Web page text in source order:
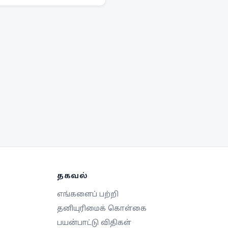
நாடு முழுவதும்
தகவல்
எங்களைப் பற்றி
தனியுரிமைக் கொள்கை
பயன்பாட்டு விதிகள்